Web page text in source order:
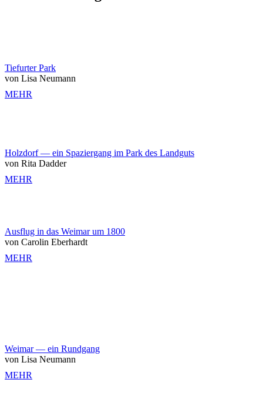
Tiefurter Park
von Lisa Neumann
MEHR
Holzdorf — ein Spaziergang im Park des Landguts
von Rita Dadder
MEHR
Ausflug in das Weimar um 1800
von Carolin Eberhardt
MEHR
Weimar — ein Rundgang
von Lisa Neumann
MEHR